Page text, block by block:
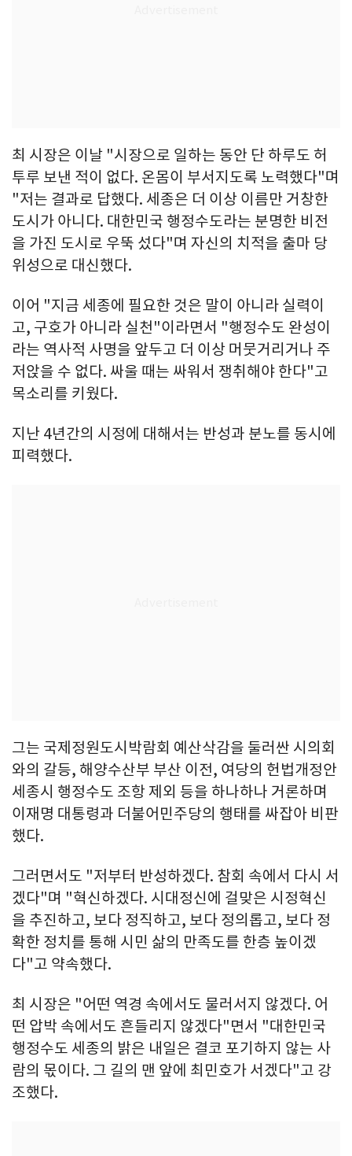
최 시장은 이날 "시장으로 일하는 동안 단 하루도 허
투루 보낸 적이 없다. 온몸이 부서지도록 노력했다"며
"저는 결과로 답했다. 세종은 더 이상 이름만 거창한
도시가 아니다. 대한민국 행정수도라는 분명한 비전
을 가진 도시로 우뚝 섰다"며 자신의 치적을 출마 당
위성으로 대신했다.
이어 "지금 세종에 필요한 것은 말이 아니라 실력이
고, 구호가 아니라 실천"이라면서 "행정수도 완성이
라는 역사적 사명을 앞두고 더 이상 머뭇거리거나 주
저앉을 수 없다. 싸울 때는 싸워서 쟁취해야 한다"고
목소리를 키웠다.
지난 4년간의 시정에 대해서는 반성과 분노를 동시에
피력했다.
그는 국제정원도시박람회 예산삭감을 둘러싼 시의회
와의 갈등, 해양수산부 부산 이전, 여당의 헌법개정안
세종시 행정수도 조항 제외 등을 하나하나 거론하며
이재명 대통령과 더불어민주당의 행태를 싸잡아 비판
했다.
그러면서도 "저부터 반성하겠다. 참회 속에서 다시 서
겠다"며 "혁신하겠다. 시대정신에 걸맞은 시정혁신
을 추진하고, 보다 정직하고, 보다 정의롭고, 보다 정
확한 정치를 통해 시민 삶의 만족도를 한층 높이겠
다"고 약속했다.
최 시장은 "어떤 역경 속에서도 물러서지 않겠다. 어
떤 압박 속에서도 흔들리지 않겠다"면서 "대한민국
행정수도 세종의 밝은 내일은 결코 포기하지 않는 사
람의 몫이다. 그 길의 맨 앞에 최민호가 서겠다"고 강
조했다.